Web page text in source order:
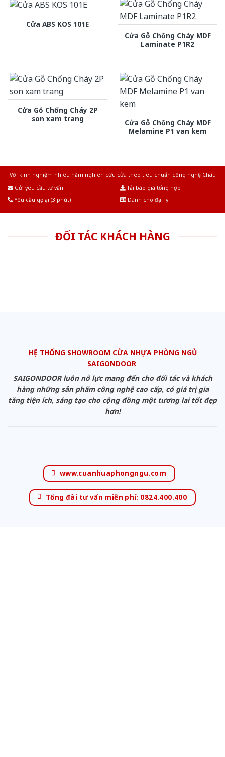
Cửa ABS KOS 101E
Cửa Gỗ Chống Cháy MDF
Laminate P1R2
Cửa Gỗ Chống Cháy 2P
son xam trang
Cửa Gỗ Chống Cháy MDF
Melamine P1 van kem
Với kinh nghiệm nhiêu năm nghiên cứu cửa theo tiêu chuẩn công nghệ Châu
Gửi yêu cầu tư vấn
Tải báo giá tổng hợp
Yêu cầu gọi lại (3 phút)
Dành cho đại lý
ĐỐI TÁC KHÁCH HÀNG
HỆ THỐNG SHOWROOM CỬA NHỰA PHÒNG NGỦ
SAIGONDOOR
SAIGONDOOR luôn nỗ lực mang đến cho đối tác và khách
hàng những sản phẩm công nghệ cao cấp, có giá trị gia
tăng tiện ích, sáng tạo cho cộng đồng một tương lai tốt đẹp
hơn!
www.cuanhuaphongngu.com
Tổng đài tư vấn miễn phí: 0824.400.400